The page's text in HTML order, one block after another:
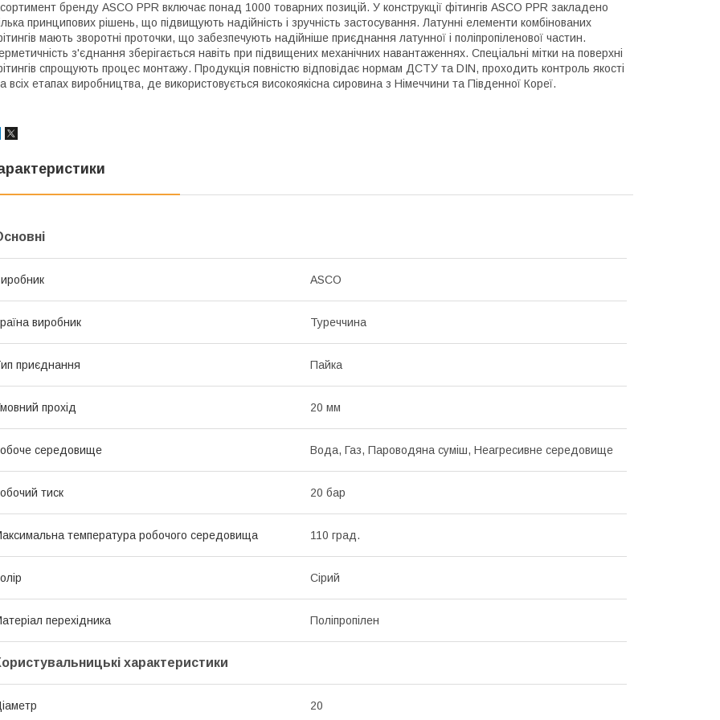
бренду ASCO PPR включає понад 1000 товарних позицій. У конструкції фітингів ASCO PPR закладено
принципових рішень, що підвищують надійність і зручність застосування. Латунні елементи комбінованих
мають зворотні проточки, що забезпечують надійніше приєднання латунної і поліпропіленової частин.
з'єднання зберігається навіть при підвищених механічних навантаженнях. Спеціальні мітки на поверхні
спрощують процес монтажу. Продукція повністю відповідає нормам ДСТУ та DIN, проходить контроль якості
всіх етапах виробництва, де використовується високоякісна сировина з Німеччини та Південної Кореї.
ASCO
виробник Туреччина
приєднання Пайка
прохід 20 мм
середовище Вода, Газ, Пароводяна суміш, Неагресивне середовище
тиск 20 бар
температура робочого середовища 110 град.
Сірий
перехідника Поліпропілен
характеристики
20